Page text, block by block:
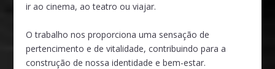
ir ao cinema, ao teatro ou viajar.
O trabalho nos proporciona uma sensação de
pertencimento e de vitalidade, contribuindo para a
construção de nossa identidade e bem-estar.